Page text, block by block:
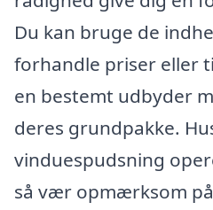
Du kan bruge de
forhandle priser eller
en bestemt udbyder
deres grundpakke.
vinduespudsning
så vær opmærksom